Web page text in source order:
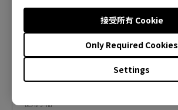
Settings
Only Required Cookies
接受所有 Cookie
預覽
使用手冊